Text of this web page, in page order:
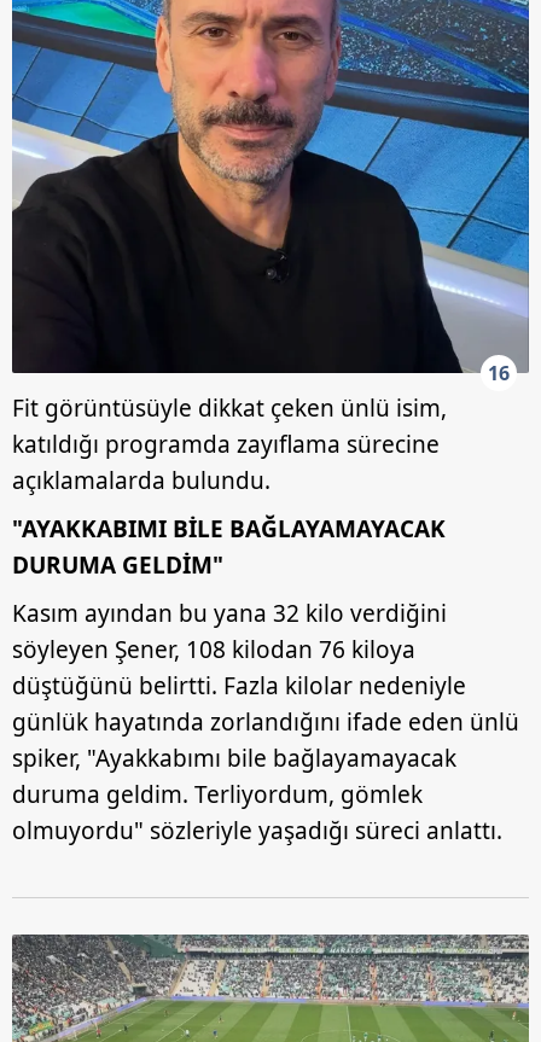
16
Fit görüntüsüyle dikkat çeken ünlü isim,
katıldığı programda zayıflama sürecine
açıklamalarda bulundu.
"AYAKKABIMI BİLE BAĞLAYAMAYACAK
DURUMA GELDİM"
Kasım ayından bu yana 32 kilo verdiğini
söyleyen Şener, 108 kilodan 76 kiloya
düştüğünü belirtti. Fazla kilolar nedeniyle
günlük hayatında zorlandığını ifade eden ünlü
spiker, "Ayakkabımı bile bağlayamayacak
duruma geldim. Terliyordum, gömlek
olmuyordu" sözleriyle yaşadığı süreci anlattı.